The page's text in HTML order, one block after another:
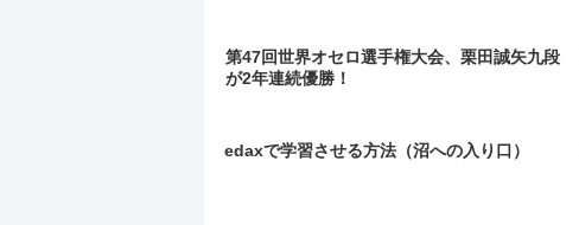
第47回世界オセロ選手権大会、栗田誠矢九段
が2年連続優勝！
edaxで学習させる方法（沼への入り口）